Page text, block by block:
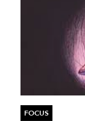
FOCUS